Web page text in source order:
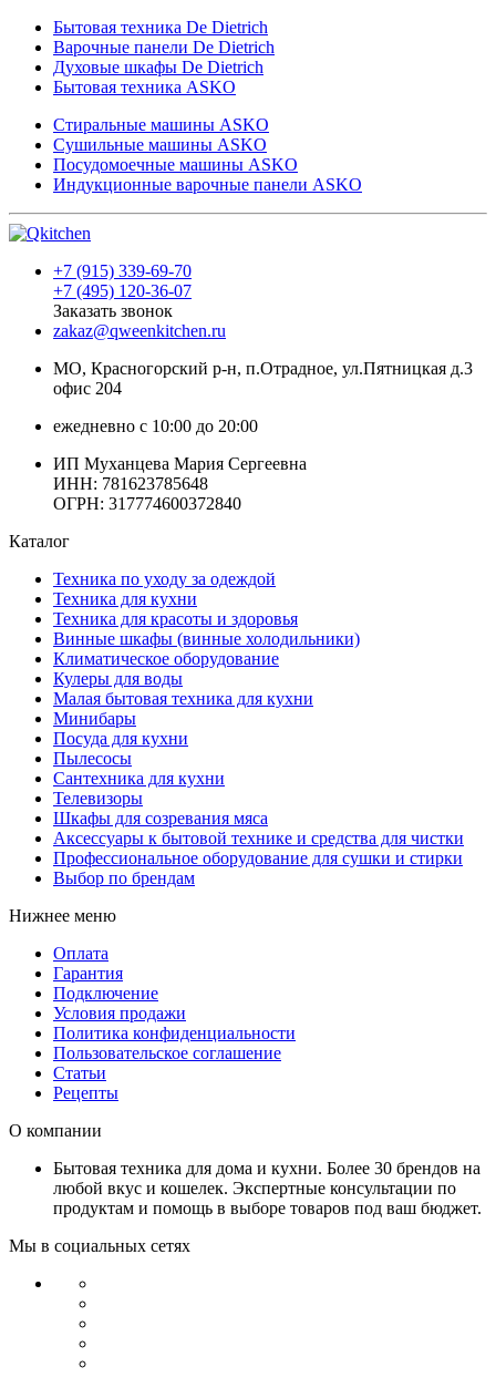
Бытовая техника De Dietrich
Варочные панели De Dietrich
Духовые шкафы De Dietrich
Бытовая техника ASKO
Стиральные машины ASKO
Сушильные машины ASKO
Посудомоечные машины ASKO
Индукционные варочные панели ASKO
+7 (915) 339-69-70
+7 (495) 120-36-07
Заказать звонок
zakaz@qweenkitchen.ru
МО, Красногорский р-н, п.Отрадное, ул.Пятницкая д.3
офис 204
ежедневно с 10:00 до 20:00
ИП Муханцева Мария Сергеевна
ИНН: 781623785648
ОГРН: 317774600372840
Каталог
Техника по уходу за одеждой
Техника для кухни
Техника для красоты и здоровья
Винные шкафы (винные холодильники)
Климатическое оборудование
Кулеры для воды
Малая бытовая техника для кухни
Минибары
Посуда для кухни
Пылесосы
Сантехника для кухни
Телевизоры
Шкафы для созревания мяса
Аксессуары к бытовой технике и средства для чистки
Профессиональное оборудование для сушки и стирки
Выбор по брендам
Нижнее меню
Оплата
Гарантия
Подключение
Условия продажи
Политика конфиденциальности
Пользовательское соглашение
Статьи
Рецепты
О компании
Бытовая техника для дома и кухни. Более 30 брендов на
любой вкус и кошелек. Экспертные консультации по
продуктам и помощь в выборе товаров под ваш бюджет.
Мы в социальных сетях